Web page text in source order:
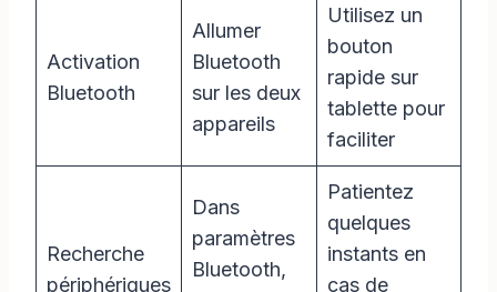
Activation
Bluetooth
Allumer
Bluetooth
sur les deux
appareils
Utilisez un
bouton
rapide sur
tablette pour
faciliter
Recherche
périphériques
Dans
paramètres
Bluetooth,
Patientez
quelques
instants en
cas de